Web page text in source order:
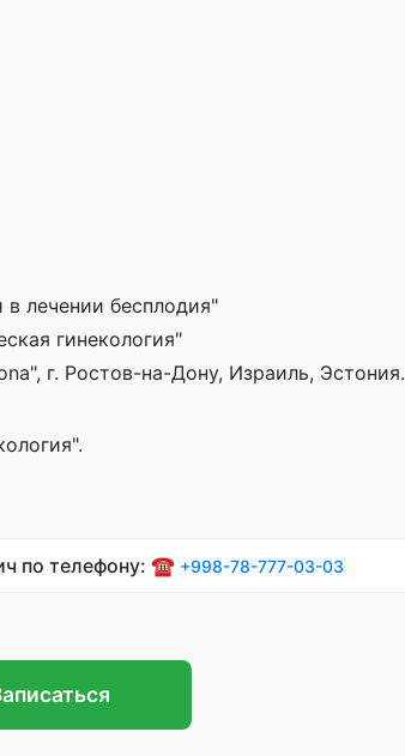
лечении бесплодия"
гинекология"
г. Ростов-на-Дону, Израиль, Эстония.
по телефону: ☎️ +998-78-777-03-03